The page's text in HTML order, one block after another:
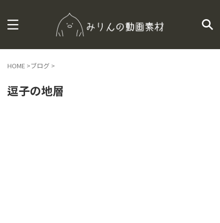
HOME >ブログ >
逗子の地層